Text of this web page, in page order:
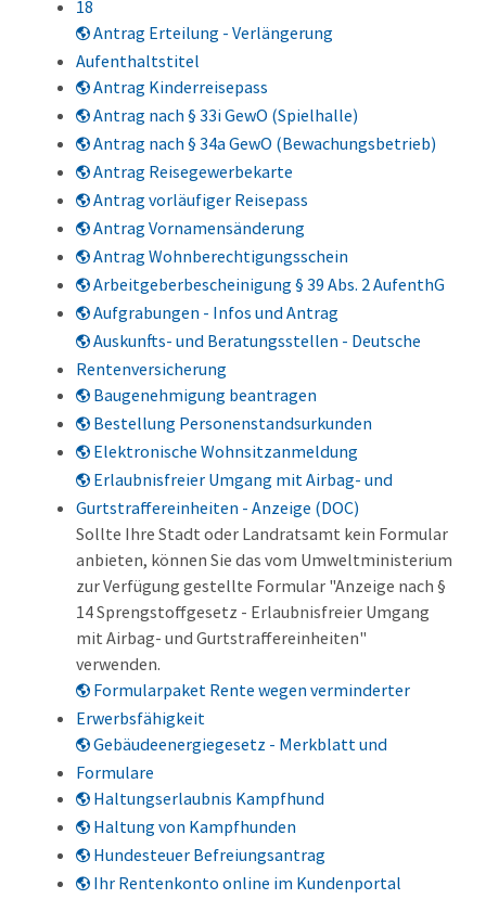
18
Antrag Erteilung - Verlängerung
Aufenthaltstitel
Antrag Kinderreisepass
Antrag nach § 33i GewO (Spielhalle)
Antrag nach § 34a GewO (Bewachungsbetrieb)
Antrag Reisegewerbekarte
Antrag vorläufiger Reisepass
Antrag Vornamensänderung
Antrag Wohnberechtigungsschein
Arbeitgeberbescheinigung § 39 Abs. 2 AufenthG
Aufgrabungen - Infos und Antrag
Auskunfts- und Beratungsstellen - Deutsche
Rentenversicherung
Baugenehmigung beantragen
Bestellung Personenstandsurkunden
Elektronische Wohnsitzanmeldung
Erlaubnisfreier Umgang mit Airbag- und
Gurtstraffereinheiten - Anzeige (DOC)
Sollte Ihre Stadt oder Landratsamt kein Formular
anbieten, können Sie das vom Umweltministerium
zur Verfügung gestellte Formular "Anzeige nach §
14 Sprengstoffgesetz - Erlaubnisfreier Umgang
mit Airbag- und Gurtstraffereinheiten"
verwenden.
Formularpaket Rente wegen verminderter
Erwerbsfähigkeit
Gebäudeenergiegesetz - Merkblatt und
Formulare
Haltungserlaubnis Kampfhund
Haltung von Kampfhunden
Hundesteuer Befreiungsantrag
Ihr Rentenkonto online im Kundenportal